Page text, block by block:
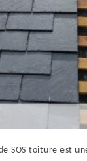
SOS toiture est